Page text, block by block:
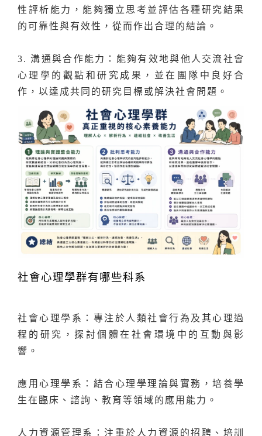
性評析能力，能夠獨立思考並評估各種研究結果
的可靠性與有效性，從而作出合理的結論。
3. 溝通與合作能力：能夠有效地與他人交流社會
心理學的觀點和研究成果，並在團隊中良好合
作，以達成共同的研究目標或解決社會問題。
社會心理學群有哪些科系
社會心理學系：專注於人類社會行為及其心理過
程的研究，探討個體在社會環境中的互動與影
響。
應用心理學系：結合心理學理論與實務，培養學
生在臨床、諮詢、教育等領域的應用能力。
人力資源管理系：注重於人力資源的招聘、培訓